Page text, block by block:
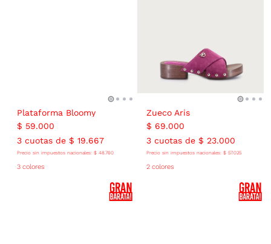
Plataforma Bloomy
$ 59.000
3cuotas de $ 19.667
Precio sin impuestos nacionales: $ 48.760
3 colores
Zueco Aris
$ 69.000
3cuotas de $ 23.000
Precio sin impuestos nacionales: $ 57.025
2 colores